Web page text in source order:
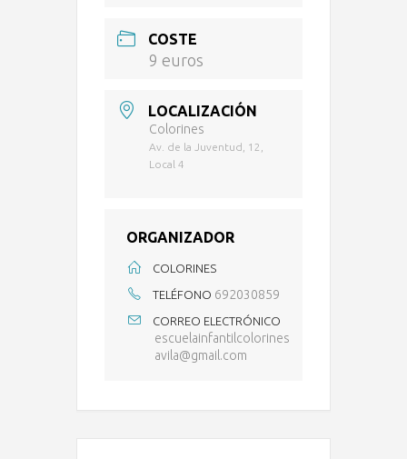
COSTE
9 euros
LOCALIZACIÓN
Colorines
Av. de la Juventud, 12,
Local 4
ORGANIZADOR
COLORINES
TELÉFONO 692030859
CORREO ELECTRÓNICO
escuelainfantilcolorines
avila@gmail.com